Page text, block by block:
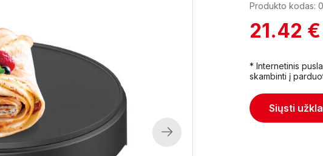
Next
Produkto kodas:
21.42 €
* Internetinis
skambinti į
Siųsti